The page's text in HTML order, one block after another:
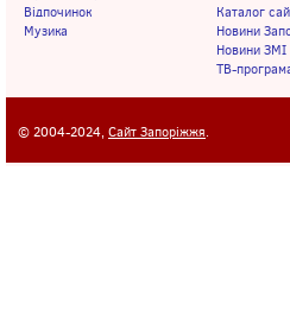
Відпочинок
Музика
Каталог
Новини
Новини ЗМІ
ТВ-
© 2004-2024, Сайт Запоріжжя.